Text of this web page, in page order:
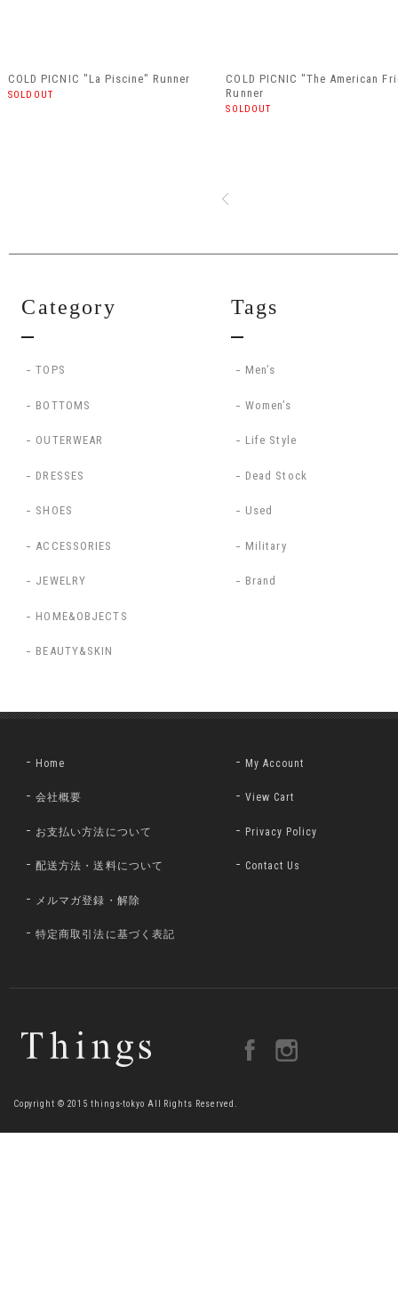
COLD PICNIC "La Piscine" Runner
SOLDOUT
COLD PICNIC "The American
Runner
SOLDOUT
Category
TOPS
BOTTOMS
OUTERWEAR
DRESSES
SHOES
ACCESSORIES
JEWELRY
HOME&OBJECTS
BEAUTY&SKIN
Tags
Men’s
Women’s
Life Style
Dead Stock
Used
Military
Brand
Home
会社概要
お支払い方法について
配送方法・送料について
メルマガ登録・解除
特定商取引法に基づく表記
My Account
View Cart
Privacy Policy
Contact Us
Copyright © 2015 things-tokyo All Rights Reserved.